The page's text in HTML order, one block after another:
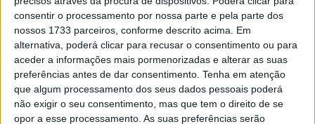
consentir o processamento por nossa parte e pela parte dos
nossos 1733 parceiros, conforme descrito acima. Em
alternativa, poderá clicar para recusar o consentimento ou para
aceder a informações mais pormenorizadas e alterar as suas
preferências antes de dar consentimento. Tenha em atenção
que algum processamento dos seus dados pessoais poderá
não exigir o seu consentimento, mas que tem o direito de se
opor a esse processamento. As suas preferências serão
a infringir a Lei da Concorrência?”, “Posso estar a ser
lesado por infrações à Lei da Concorrência?”, “Quais são
os comportamentos lesivos da concorrência?”, “O que
devo fazer para identificar e corrigir esses
comportamentos?”, “A quem devo recorrer?” ou “Quais
os meios ao meu dispor para reagir?, apresentando
exemplos práticos.